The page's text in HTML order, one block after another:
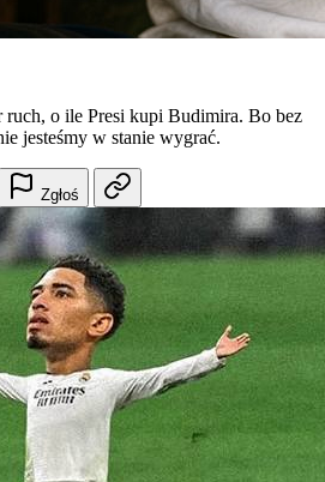
ruch, o ile Presi kupi Budimira. Bo bez
jesteśmy w stanie wygrać.
Zgłoś